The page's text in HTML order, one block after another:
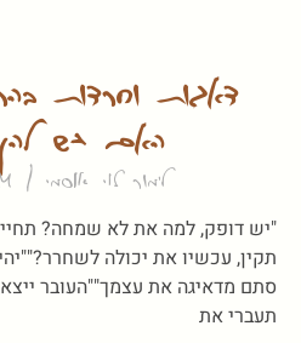
דאגות וחרדות
האם יש
לימור לוי אוסמי
"יש דופק, למה את לא שמחה?
תקין, עכשיו את יכולה
סתם מדאיגה את עצמך""העובר
תעברי את